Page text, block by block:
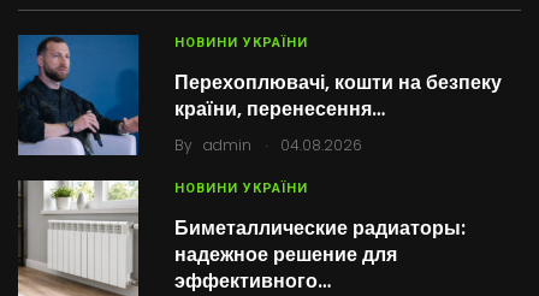
НОВИНИ УКРАЇНИ
Перехоплювачі, кошти на безпеку
країни, перенесення…
By admin . 04.08.2026
НОВИНИ УКРАЇНИ
Биметаллические радиаторы:
надежное решение для
эффективного…